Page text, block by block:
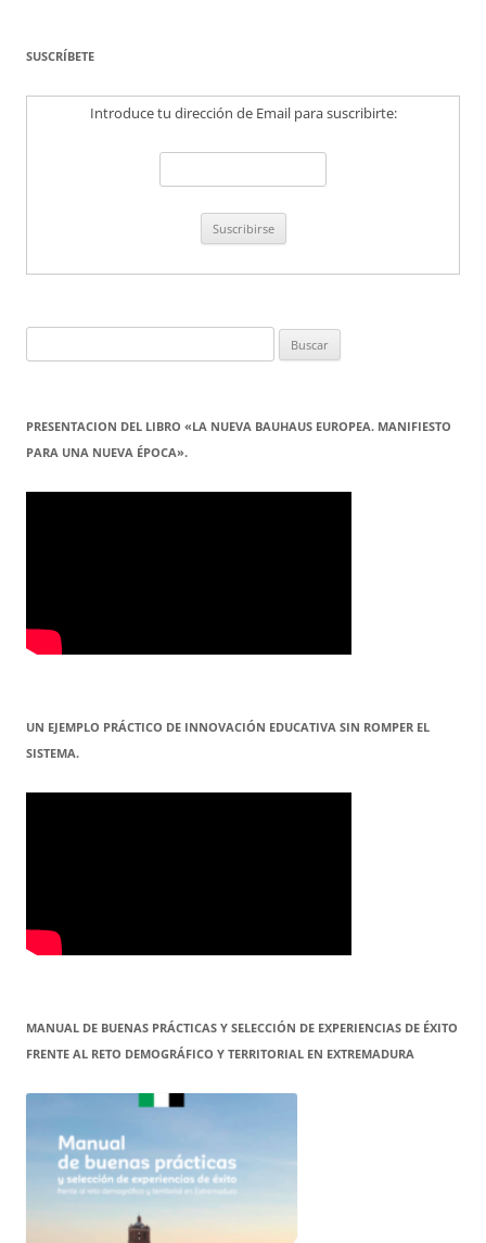
SUSCRÍBETE
Introduce tu dirección de Email para suscribirte:
PRESENTACION DEL LIBRO «LA NUEVA BAUHAUS EUROPEA. MANIFIESTO
PARA UNA NUEVA ÉPOCA».
UN EJEMPLO PRÁCTICO DE INNOVACIÓN EDUCATIVA SIN ROMPER EL
SISTEMA.
MANUAL DE BUENAS PRÁCTICAS Y SELECCIÓN DE EXPERIENCIAS DE ÉXITO
FRENTE AL RETO DEMOGRÁFICO Y TERRITORIAL EN EXTREMADURA